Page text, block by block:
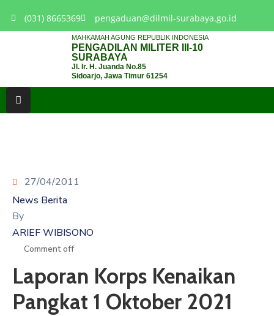
(031) 8665369 pengaduan@dilmil-surabaya.go.id
MAHKAMAH AGUNG REPUBLIK INDONESIA
PENGADILAN MILITER III-10
SURABAYA
Jl. Ir. H. Juanda No.85
Sidoarjo, Jawa Timur 61254
PENGADILAN
PUBLIK
KINERJA
ARTIKEL
27/04/2011
News Berita
By
ARIEF WIBISONO
Comment off
Laporan Korps Kenaikan
Pangkat 1 Oktober 2021